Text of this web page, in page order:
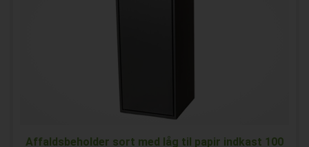
Affaldsbeholder sort med låg til papir indkast 100